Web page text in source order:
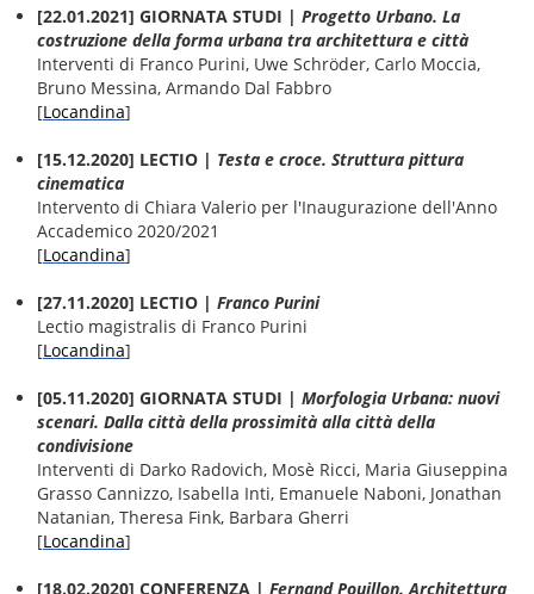
[22.01.2021] GIORNATA STUDI | Progetto Urbano. La
costruzione della forma urbana tra architettura e città
Interventi di Franco Purini, Uwe Schröder, Carlo Moccia,
Bruno Messina, Armando Dal Fabbro
[Locandina]
[15.12.2020] LECTIO | Testa e croce. Struttura pittura
cinematica
Intervento di Chiara Valerio per l'Inaugurazione dell'Anno
Accademico 2020/2021
[Locandina]
[27.11.2020] LECTIO | Franco Purini
Lectio magistralis di Franco Purini
[Locandina]
[05.11.2020] GIORNATA STUDI | Morfologia Urbana: nuovi
scenari. Dalla città della prossimità alla città della
condivisione
Interventi di Darko Radovich, Mosè Ricci, Maria Giuseppina
Grasso Cannizzo, Isabella Inti, Emanuele Naboni, Jonathan
Natanian, Theresa Fink, Barbara Gherri
[Locandina]
[18.02.2020] CONFERENZA | Fernand Pouillon. Architettura